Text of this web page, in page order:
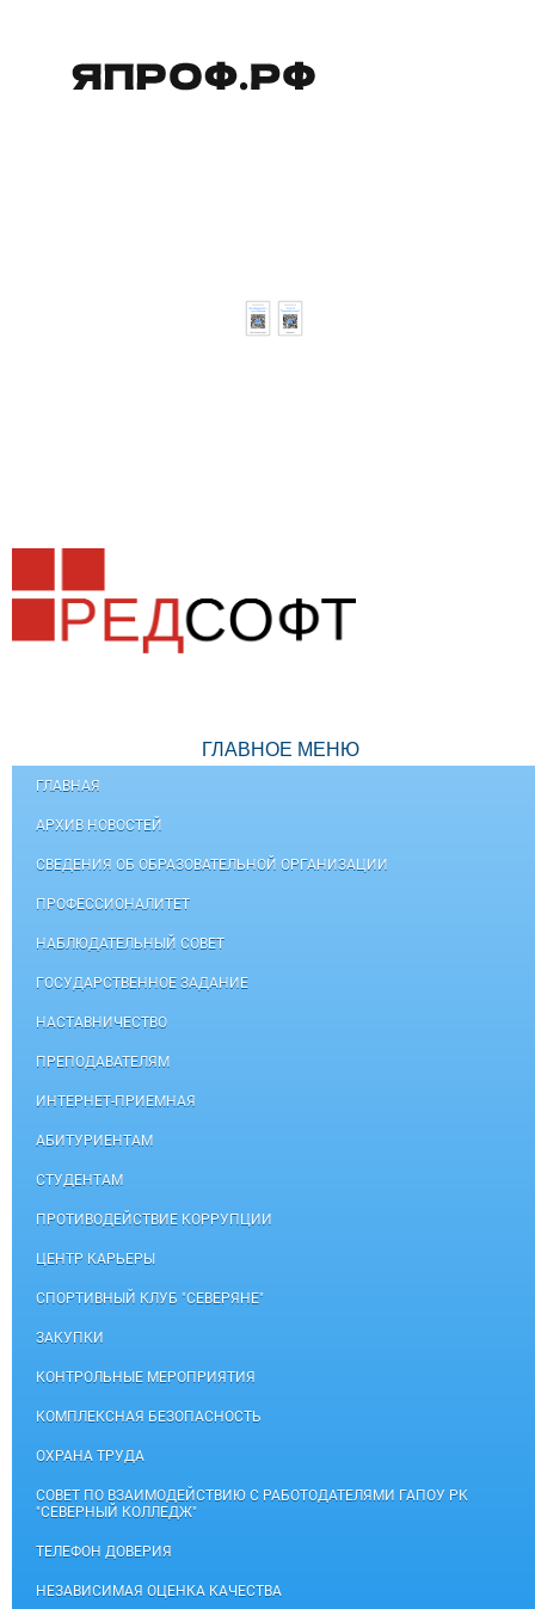
ГЛАВНОЕ МЕНЮ
ГЛАВНАЯ
АРХИВ НОВОСТЕЙ
СВЕДЕНИЯ ОБ ОБРАЗОВАТЕЛЬНОЙ ОРГАНИЗАЦИИ
ПРОФЕССИОНАЛИТЕТ
НАБЛЮДАТЕЛЬНЫЙ СОВЕТ
ГОСУДАРСТВЕННОЕ ЗАДАНИЕ
НАСТАВНИЧЕСТВО
ПРЕПОДАВАТЕЛЯМ
ИНТЕРНЕТ-ПРИЕМНАЯ
АБИТУРИЕНТАМ
СТУДЕНТАМ
ПРОТИВОДЕЙСТВИЕ КОРРУПЦИИ
ЦЕНТР КАРЬЕРЫ
СПОРТИВНЫЙ КЛУБ "СЕВЕРЯНЕ"
ЗАКУПКИ
КОНТРОЛЬНЫЕ МЕРОПРИЯТИЯ
КОМПЛЕКСНАЯ БЕЗОПАСНОСТЬ
ОХРАНА ТРУДА
СОВЕТ ПО ВЗАИМОДЕЙСТВИЮ С РАБОТОДАТЕЛЯМИ ГАПОУ РК
"СЕВЕРНЫЙ КОЛЛЕДЖ"
ТЕЛЕФОН ДОВЕРИЯ
НЕЗАВИСИМАЯ ОЦЕНКА КАЧЕСТВА